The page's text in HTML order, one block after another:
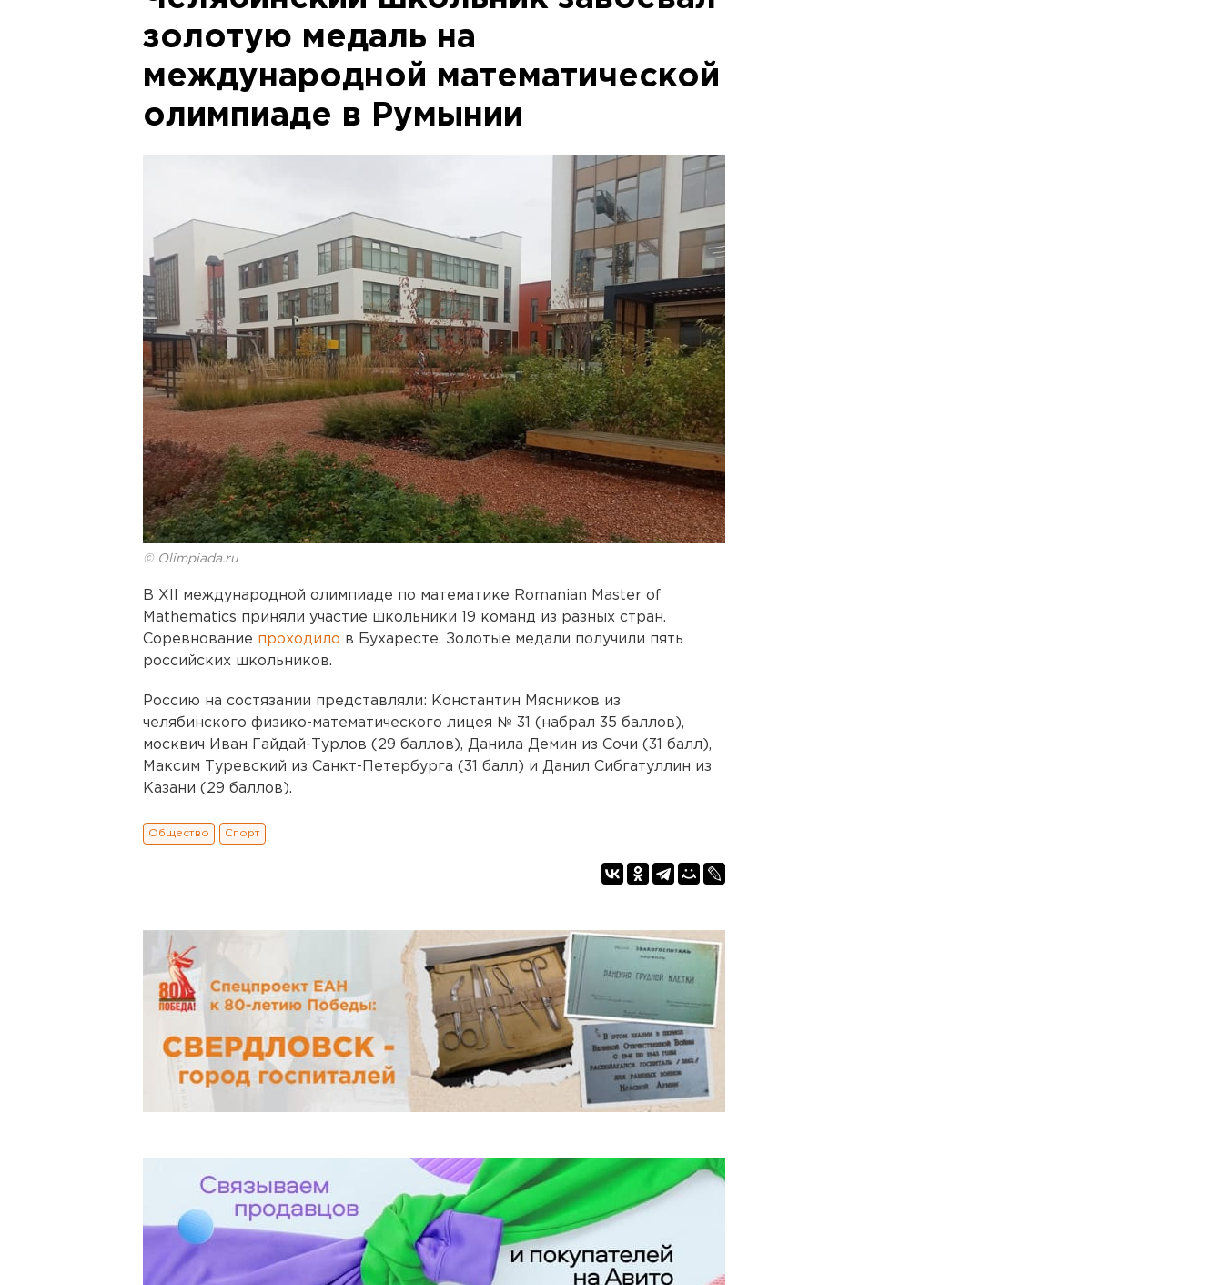
золотую медаль на
международной математической
олимпиаде в Румынии
© Olimpiada.ru
В XII международной олимпиаде по математике Romanian Master of
Mathematics приняли участие школьники 19 команд из разных стран.
Соревнование проходило в Бухаресте. Золотые медали получили пять
российских школьников.
Россию на состязании представляли: Константин Мясников из
челябинского физико-математического лицея № 31 (набрал 35 баллов),
москвич Иван Гайдай-Турлов (29 баллов), Данила Демин из Сочи (31 балл),
Максим Туревский из Санкт-Петербурга (31 балл) и Данил Сибгатуллин из
Казани (29 баллов).
Общество Спорт